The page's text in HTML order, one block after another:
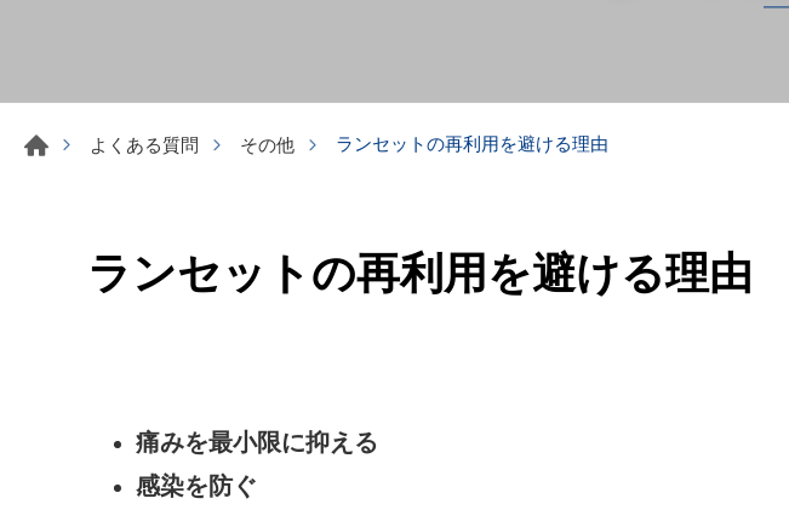
よくある質問 その他 ランセットの再利用を避ける理由
ランセットの再利用を避ける理由
痛みを最小限に抑える
感染を防ぐ